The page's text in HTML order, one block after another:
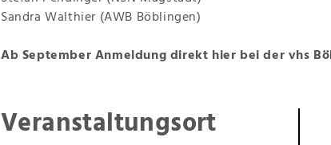
Sandra Walthier (AWB Böblingen)
Ab September Anmeldung direkt hier bei der vhs
Veranstaltungsort